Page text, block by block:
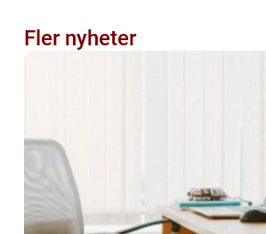
Fler nyheter